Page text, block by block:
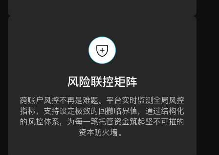
风险联控矩阵
跨账户风控不再是难题。平台实时监测全局风控
指标，支持设定极致的回撤临界值，通过结构化
的风控体系，为每一笔托管资金筑起坚不可摧的
资本防火墙。